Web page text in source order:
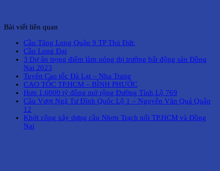
Bài viết liên quan
Cầu Tăng Long Quận 9 TP Thủ Đức
Cầu Long Đại
3 Dự án trọng điểm làm nóng thị trường bất động sản Đồng
Nai 2023
Tuyến Cao tốc Đà Lạt – Nha Trang
CAO TỐC TP.HCM – BÌNH PHƯỚC
Hơn 1.6000 tỷ đồng mở rộng Đường Tỉnh Lộ 769
Cầu Vượt Ngã Tư Đình Quốc Lộ 1 – Nguyễn Văn Quá Quận
12
Khởi công xây dựng cầu Nhơn Trạch nối TP.HCM và Đồng
Nai